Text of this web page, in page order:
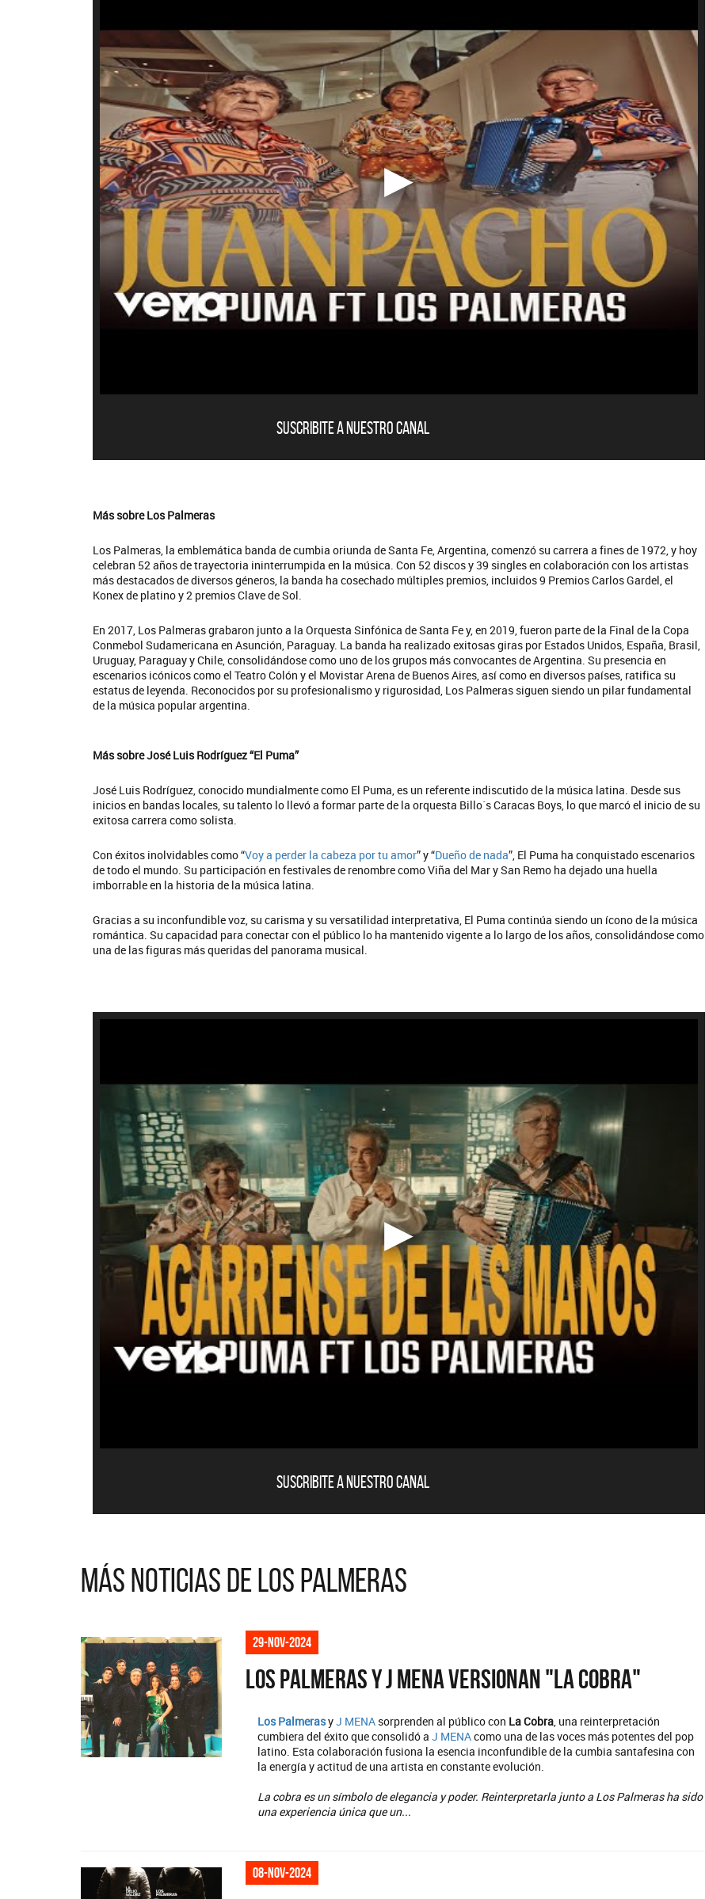
Suscribite a nuestro canal
Más sobre Los Palmeras
Los Palmeras, la emblemática banda de cumbia oriunda de Santa Fe, Argentina, comenzó su carrera a fines de 1972, y hoy
celebran 52 años de trayectoria ininterrumpida en la música. Con 52 discos y 39 singles en colaboración con los artistas
más destacados de diversos géneros, la banda ha cosechado múltiples premios, incluidos 9 Premios Carlos Gardel, el
Konex de platino y 2 premios Clave de Sol.
En 2017, Los Palmeras grabaron junto a la Orquesta Sinfónica de Santa Fe y, en 2019, fueron parte de la Final de la Copa
Conmebol Sudamericana en Asunción, Paraguay. La banda ha realizado exitosas giras por Estados Unidos, España, Brasil,
Uruguay, Paraguay y Chile, consolidándose como uno de los grupos más convocantes de Argentina. Su presencia en
escenarios icónicos como el Teatro Colón y el Movistar Arena de Buenos Aires, así como en diversos países, ratifica su
estatus de leyenda. Reconocidos por su profesionalismo y rigurosidad, Los Palmeras siguen siendo un pilar fundamental
de la música popular argentina.
Más sobre José Luis Rodríguez “El Puma”
José Luis Rodríguez, conocido mundialmente como El Puma, es un referente indiscutido de la música latina. Desde sus
inicios en bandas locales, su talento lo llevó a formar parte de la orquesta Billo´s Caracas Boys, lo que marcó el inicio de su
exitosa carrera como solista.
Con éxitos inolvidables como “Voy a perder la cabeza por tu amor” y “Dueño de nada”, El Puma ha conquistado escenarios
de todo el mundo. Su participación en festivales de renombre como Viña del Mar y San Remo ha dejado una huella
imborrable en la historia de la música latina.
Gracias a su inconfundible voz, su carisma y su versatilidad interpretativa, El Puma continúa siendo un ícono de la música
romántica. Su capacidad para conectar con el público lo ha mantenido vigente a lo largo de los años, consolidándose como
una de las figuras más queridas del panorama musical.
Suscribite a nuestro canal
Más noticias de Los Palmeras
29-nov-2024
Los Palmeras y J Mena versionan "La cobra"
Los PalmerasyJ MENA sorprenden al público con La Cobra, una reinterpretación
cumbiera del éxito que consolidó aJ MENAcomo una de las voces más potentes del pop
latino. Esta colaboración fusiona la esencia inconfundible de la cumbia santafesina con
la energía y actitud de una artista en constante evolución.
La cobra es un símbolo de elegancia y poder. Reinterpretarla junto a Los Palmeras ha sido
una experiencia única que un...
08-nov-2024
Migrantes
SI NO ES CON VOS - SINGLE
Los Palmeras
YO SOY - SINGLE